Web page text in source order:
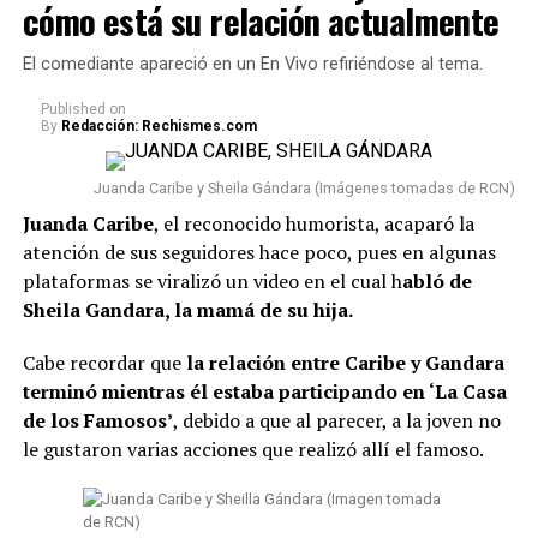
medida ha generado diferentes reacciones,
especialmente por tratarse de una figura ampliamente
conocida en Colombia y cuyo caso ha llamado la
atención desde el momento en que fue condenada.
Lee también: “¿Qué le pasó en la cara?”:
Seguidores ante una nueva foto que se conoció de
Epa Colombia desde prisión
Conviene señalar queEpa Colombia no ha sido la
única que se vio involucrada en esta situación.Según
la información conocida, fueron en total 103 presos los
que fueron trasladados a diferentes prisiones. Además,
El Tiempo reveló que, entre estos, se encuentran
algunos “capos” que participaron en el denominado
‘tarimazo’ de Medellín.
#ATENTOS. Momento en el
cómo está su relación actualmente
El comediante apareció en un En Vivo refiriéndose al tema.
Published on
By Redacción: Rechismes.com
Juanda Caribe y Sheila Gándara (Imágenes tomadas de RCN)
Juanda Caribe, el reconocido humorista, acaparó la
atención de sus seguidores hace poco, pues en algunas
plataformas se viralizó un video en el cual habló de
Sheila Gandara, la mamá de su hija.
Cabe recordar que la relación entre Caribe y Gandara
terminó mientras él estaba participando en ‘La Casa
de los Famosos’, debido a que al parecer, a la joven no
le gustaron varias acciones que realizó allí el famoso.